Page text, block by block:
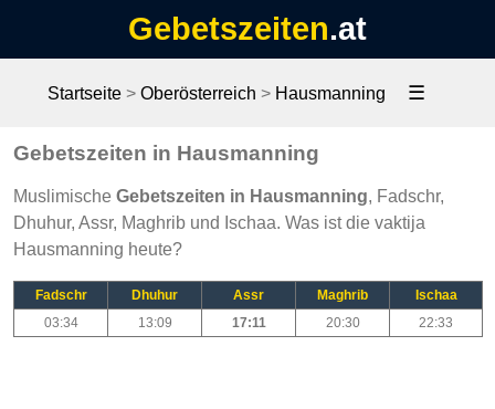
Gebetszeiten.at
Startseite > Oberösterreich > Hausmanning ☰
Gebetszeiten in Hausmanning
Muslimische Gebetszeiten in Hausmanning, Fadschr,
Dhuhur, Assr, Maghrib und Ischaa. Was ist die vaktija
Hausmanning heute?
Fadschr Dhuhur Assr Maghrib
Ischaa
03:34
13:09 17:11 20:30 22:33